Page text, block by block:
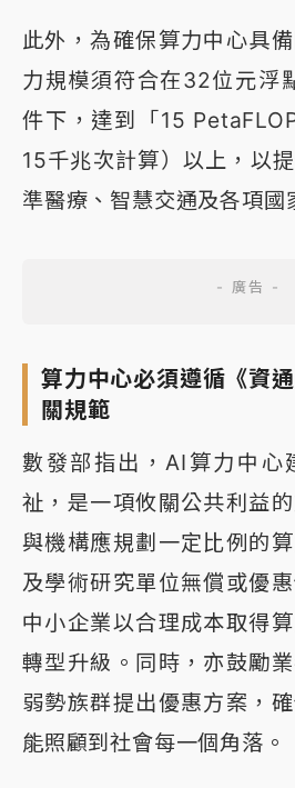
此外，為確保算力中心具
力規模須符合在32位元浮
件下，達到「15
15千兆次計算）以上，以
準醫療、智慧交通及各項國
算力中心必須遵循《資
關規範
數發部指出，AI算力中心
祉，是一項攸關公共利益
與機構應規劃一定比例的
及學術研究單位無償或優
中小企業以合理成本取得
轉型升級。同時，亦鼓勵
弱勢族群提出優惠方案，
能照顧到社會每一個角落。